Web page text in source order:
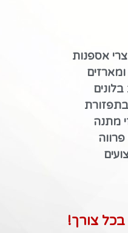
אספנות
בלונים
בתפזורת
מתנה
פרווה
צורך!